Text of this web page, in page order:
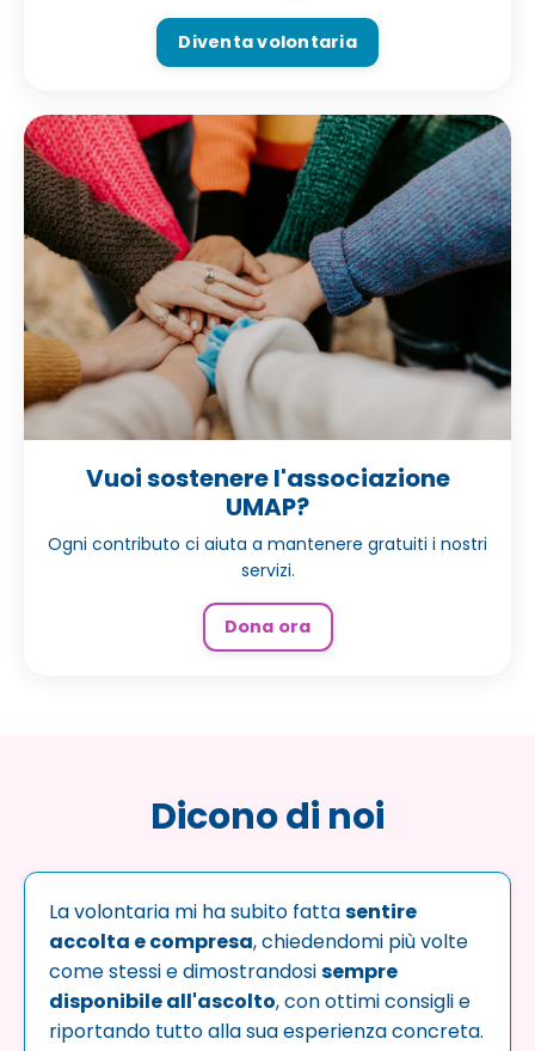
Diventa volontaria
Vuoi sostenere l'associazione
UMAP?
Ogni contributo ci aiuta a mantenere gratuiti i nostri
servizi.
Dona ora
Dicono di noi
La volontaria mi ha subito fattasentire
accolta e compresa, chiedendomi più volte
come stessi e dimostrandosisempre
disponibile all'ascolto, con ottimi consigli e
riportando tutto alla sua esperienza concreta.